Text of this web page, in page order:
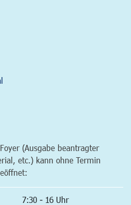
(Ausgabe beantragter
etc.) kann ohne Termin
7:30 - 16 Uhr